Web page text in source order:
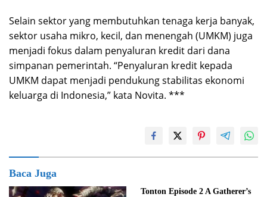
Selain sektor yang membutuhkan tenaga kerja banyak,
sektor usaha mikro, kecil, dan menengah (UMKM) juga
menjadi fokus dalam penyaluran kredit dari dana
simpanan pemerintah. “Penyaluran kredit kepada
UMKM dapat menjadi pendukung stabilitas ekonomi
keluarga di Indonesia,” kata Novita. ***
Baca Juga
Tonton Episode 2 A Gatherer’s